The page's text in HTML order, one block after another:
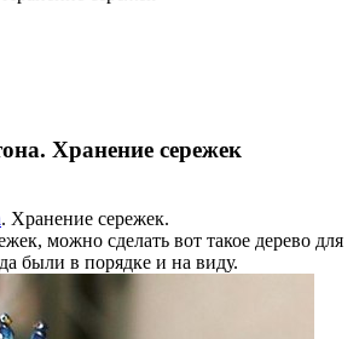
Хранение сережек
. Хранение сережек.
можно сделать вот такое дерево для
были в порядке и на виду.